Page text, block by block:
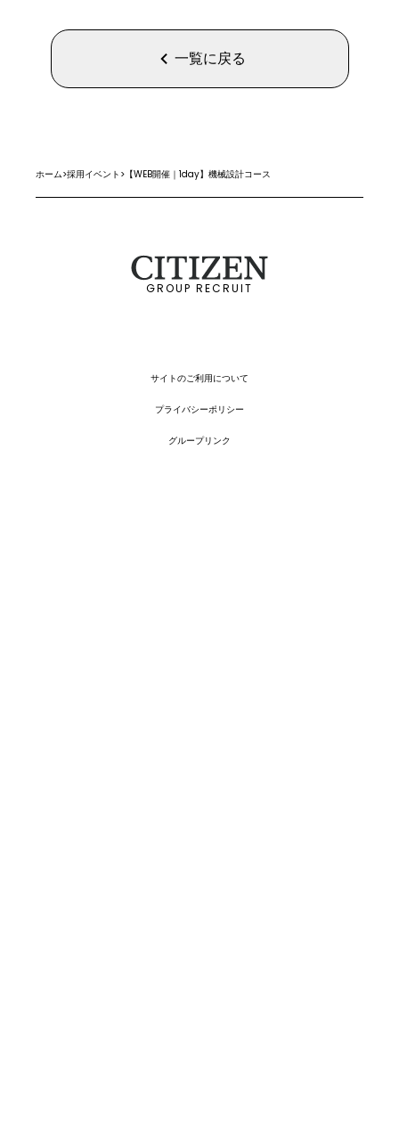
一覧に戻る
ホーム>採用イベント > 【WEB開催｜1day】機械設計コース
GROUP RECRUIT
サイトのご利用について
プライバシーポリシー
グループリンク